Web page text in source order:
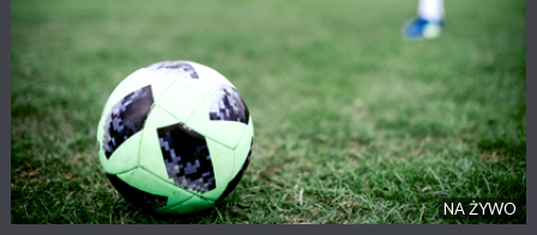
NA ŻYWO